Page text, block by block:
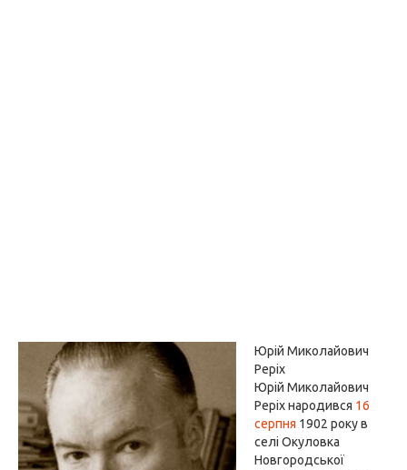
Юрій Миколайович
Реріх
Юрій Миколайович
Реріх народився 16
серпня 1902 року в
селі Окуловка
Новгородської